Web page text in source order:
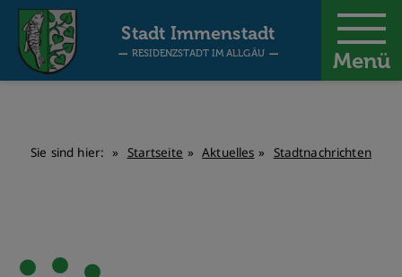
Menü
Stadt Immenstadt
RESIDENZSTADT IM ALLGÄU
Sie sind hier: Startseite Aktuelles Stadtnachrichten